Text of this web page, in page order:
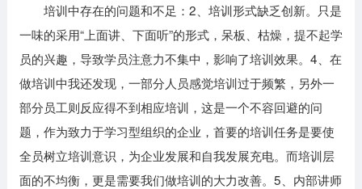
培训中存在的问题和不足：2、培训形式缺乏创新。只是
一味的采用“上面讲、下面听”的形式，呆板、枯燥，提不起学
员的兴趣，导致学员注意力不集中，影响了培训效果。4、在
做培训中我还发现，一部分人员感觉培训过于频繁，另外一
部分员工则反应得不到相应培训，这是一个不容回避的问
题，作为致力于学习型组织的企业，首要的培训任务是要使
全员树立培训意识，为企业发展和自我发展充电。而培训层
面的不均衡，更是需要我们做培训的大力改善。5、内部讲师